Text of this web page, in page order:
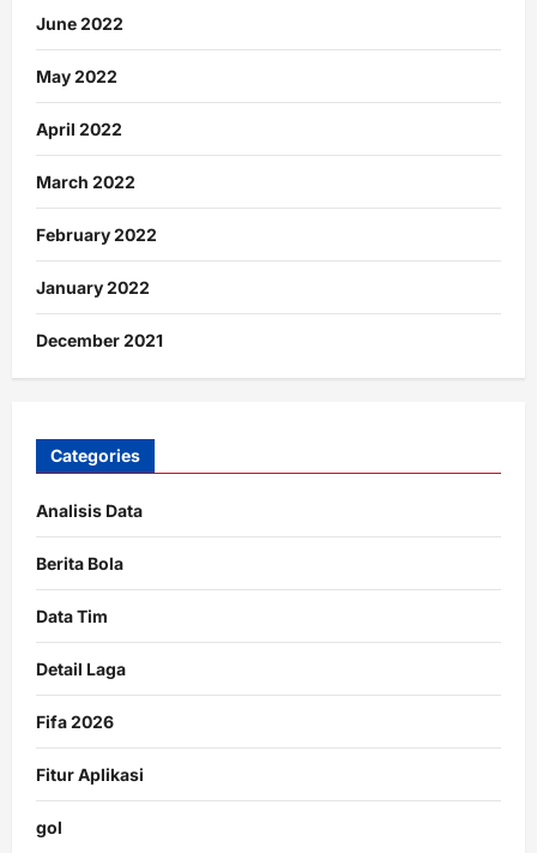
June 2022
May 2022
April 2022
March 2022
February 2022
January 2022
December 2021
Categories
Analisis Data
Berita Bola
Data Tim
Detail Laga
Fifa 2026
Fitur Aplikasi
gol